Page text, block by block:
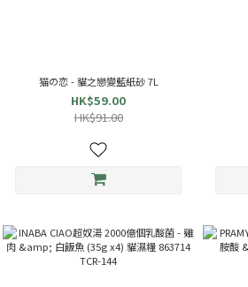
猫の恋 - 貓之戀變藍紙砂 7L
HK$59.00
HK$91.00